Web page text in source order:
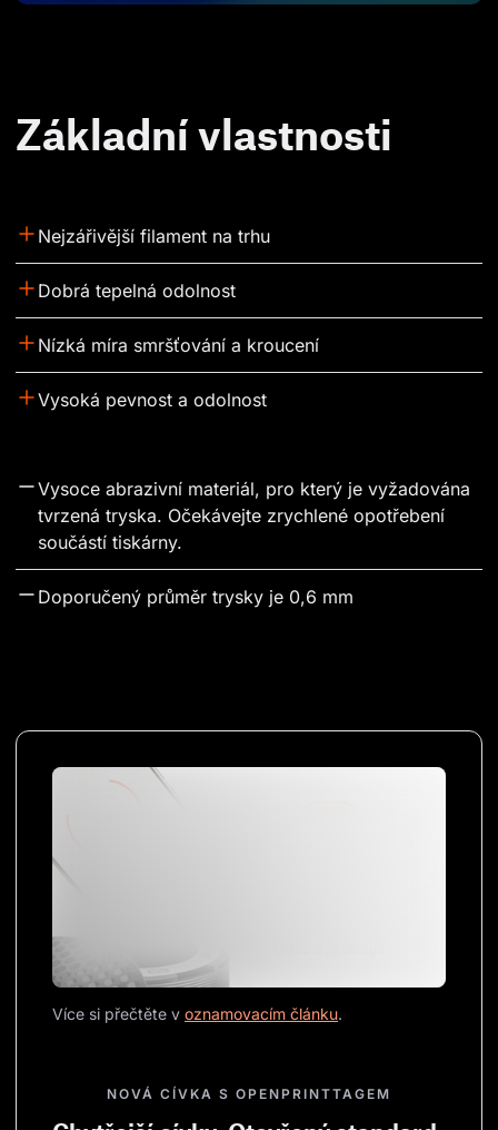
Základní vlastnosti
Nejzářivější filament na trhu
Dobrá tepelná odolnost
Nízká míra smršťování a kroucení
Vysoká pevnost a odolnost
Vysoce abrazivní materiál, pro který je vyžadována
tvrzená tryska. Očekávejte zrychlené opotřebení
součástí tiskárny.
Doporučený průměr trysky je 0,6 mm
Více si přečtěte v oznamovacím článku.
NOVÁ CÍVKA S OPENPRINTTAGEM